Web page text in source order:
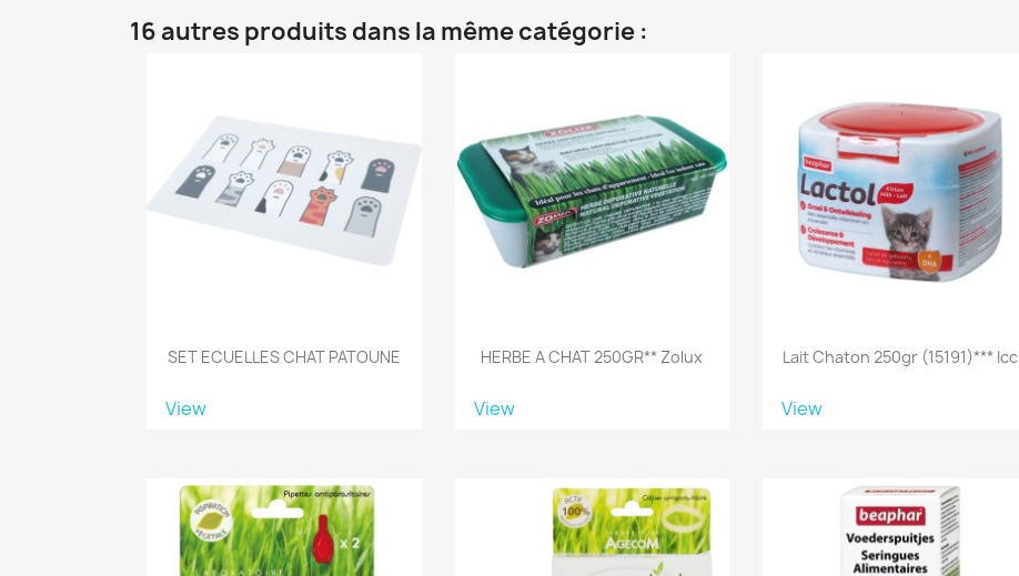
16 autres produits dans la même catégorie :
SET ECUELLES CHAT PATOUNE
View
HERBE A CHAT 250GR** Zolux
View
Lait Chaton 250gr (15191)*** Icc
View